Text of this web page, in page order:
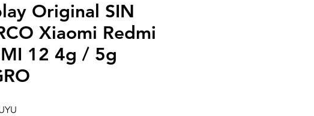
Original SIN
Xiaomi Redmi
12 4g / 5g